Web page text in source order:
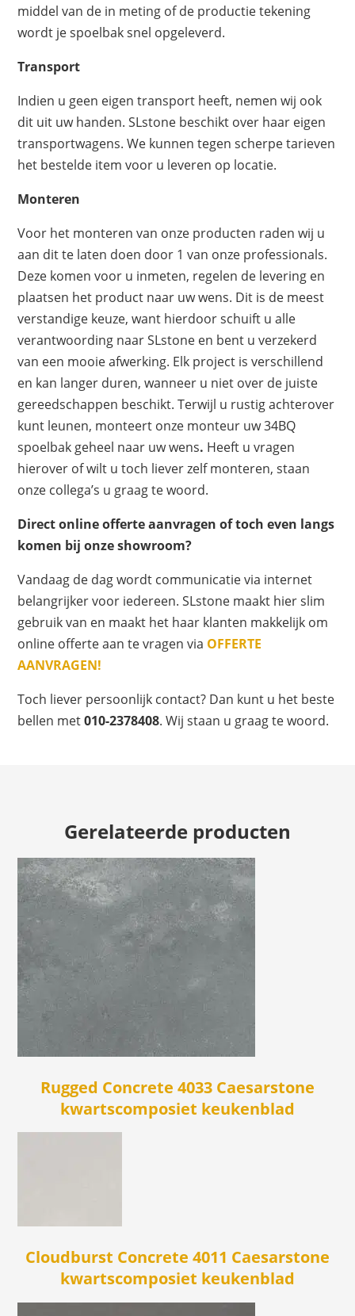
middel van de in meting of de productie tekening
wordt je spoelbak snel opgeleverd.
Transport
Indien u geen eigen transport heeft, nemen wij ook
dit uit uw handen. SLstone beschikt over haar eigen
transportwagens. We kunnen tegen scherpe tarieven
het bestelde item voor u leveren op locatie.
Monteren
Voor het monteren van onze producten raden wij u
aan dit te laten doen door 1 van onze professionals.
Deze komen voor u inmeten, regelen de levering en
plaatsen het product naar uw wens. Dit is de meest
verstandige keuze, want hierdoor schuift u alle
verantwoording naar SLstone en bent u verzekerd
van een mooie afwerking. Elk project is verschillend
en kan langer duren, wanneer u niet over de juiste
gereedschappen beschikt. Terwijl u rustig achterover
kunt leunen, monteert onze monteur uw 34BQ
spoelbak geheel naar uw wens. Heeft u vragen
hierover of wilt u toch liever zelf monteren, staan
onze collega’s u graag te woord.
Direct online offerte aanvragen of toch even langs
komen bij onze showroom?
Vandaag de dag wordt communicatie via internet
belangrijker voor iedereen. SLstone maakt hier slim
gebruik van en maakt het haar klanten makkelijk om
online offerte aan te vragen via OFFERTE
AANVRAGEN!
Toch liever persoonlijk contact? Dan kunt u het beste
bellen met010-2378408. Wij staan u graag te woord.
Gerelateerde producten
Rugged Concrete 4033 Caesarstone
kwartscomposiet keukenblad
Cloudburst Concrete 4011 Caesarstone
kwartscomposiet keukenblad